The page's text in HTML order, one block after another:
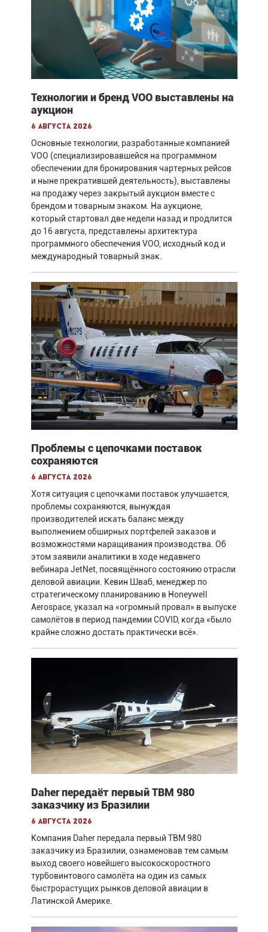
Технологии и бренд VOO выставлены на
аукцион
6 августа 2026
Основные технологии, разработанные компанией
VOO (специализировавшейся на программном
обеспечении для бронирования чартерных рейсов
и ныне прекратившей деятельность), выставлены
на продажу через закрытый аукцион вместе с
брендом и товарным знаком. На аукционе,
который стартовал две недели назад и продлится
до 16 августа, представлены архитектура
программного обеспечения VOO, исходный код и
международный товарный знак.
Проблемы с цепочками поставок
сохраняются
6 августа 2026
Хотя ситуация с цепочками поставок улучшается,
проблемы сохраняются, вынуждая
производителей искать баланс между
выполнением обширных портфелей заказов и
возможностями наращивания производства. Об
этом заявили аналитики в ходе недавнего
вебинара JetNet, посвящённого состоянию отрасли
деловой авиации. Кевин Шваб, менеджер по
стратегическому планированию в Honeywell
Aerospace, указал на «огромный провал» в выпуске
самолётов в период пандемии COVID, когда «было
крайне сложно достать практически всё».
Daher передаёт первый TBM 980
заказчику из Бразилии
6 августа 2026
Компания Daher передала первый TBM 980
заказчику из Бразилии, ознаменовав тем самым
выход своего новейшего высокоскоростного
турбовинтового самолёта на один из самых
быстрорастущих рынков деловой авиации в
Латинской Америке.